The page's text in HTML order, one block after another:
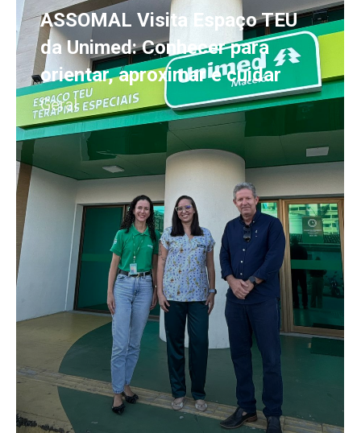
ASSOMAL Visita Espaço TEU
da Unimed: Conhecer para
orientar, aproximar e cuidar
Geral
ASSOMAL, MPT e PMAL
fortalecem parceria em
benefício de crianças do